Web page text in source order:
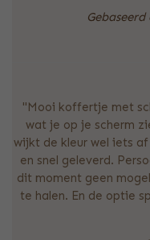
"Mooi koffertje met
wat je op je scherm
wijkt de kleur wel iets
en snel geleverd.
dit moment geen
te halen. En de optie